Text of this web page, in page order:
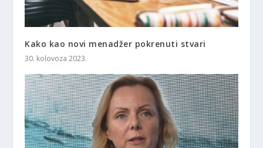
Kako kao novi menadžer pokrenuti stvari
30. kolovoza 2023.